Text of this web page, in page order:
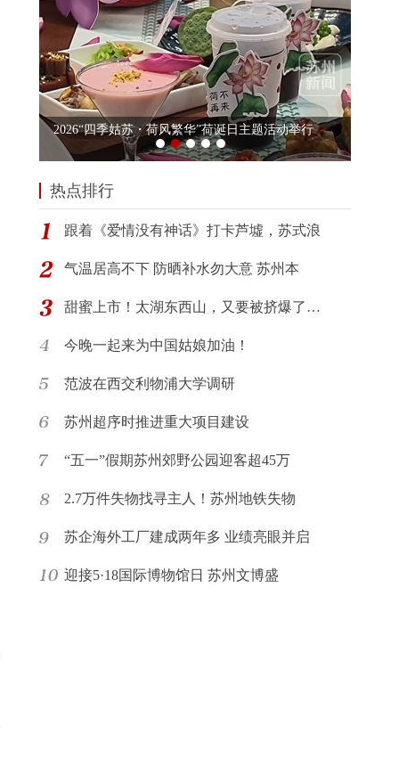
热点排行
跟着《爱情没有神话》打卡芦墟，苏式浪
气温居高不下 防晒补水勿大意 苏州本
甜蜜上市！太湖东西山，又要被挤爆了…
今晚一起来为中国姑娘加油！
范波在西交利物浦大学调研
苏州超序时推进重大项目建设
“五一”假期苏州郊野公园迎客超45万
2.7万件失物找寻主人！苏州地铁失物
苏企海外工厂建成两年多 业绩亮眼并启
迎接5·18国际博物馆日 苏州文博盛